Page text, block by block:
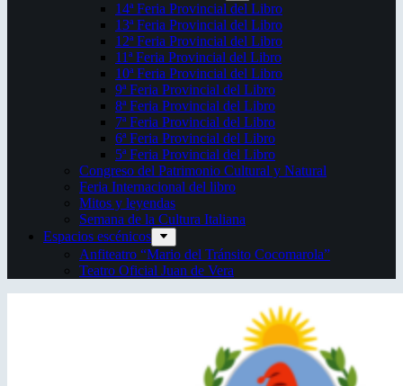
14ª Feria Provincial del Libro
13ª Feria Provincial del Libro
12ª Feria Provincial del Libro
11ª Feria Provincial del Libro
10ª Feria Provincial del Libro
9ª Feria Provincial del Libro
8ª Feria Provincial del Libro
7ª Feria Provincial del Libro
6ª Feria Provincial del Libro
5ª Feria Provincial del Libro
Congreso del Patrimonio Cultural y Natural
Feria Internacional del libro
Mitos y leyendas
Semana de la Cultura Italiana
Espacios escénicos
Anfiteatro “Mario del Tránsito Cocomarola”
Teatro Oficial Juan de Vera